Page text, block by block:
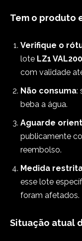
Tem o produto
Verifique o
lote LZ1
com validade
Não consuma:
beba a água.
Aguarde
publicamente
reembolso.
Medida
esse lote
foram afetados.
Situação atual